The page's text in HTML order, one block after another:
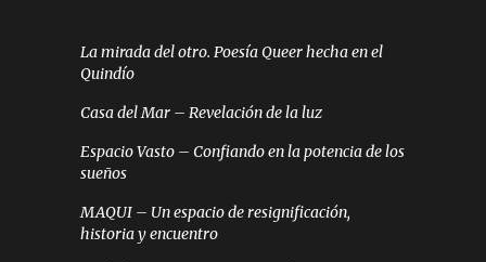
La mirada del otro. Poesía Queer hecha en el
Quindío
Casa del Mar – Revelación de la luz
Espacio Vasto – Confiando en la potencia de los
sueños
MAQUI – Un espacio de resignificación,
historia y encuentro